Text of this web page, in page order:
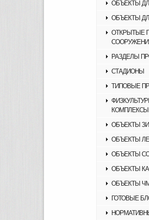
ОБЪЕКТЫ
ОБЪЕКТЫ
ОТКРЫТЫЕ
РАЗДЕЛЫ
СТАДИОНЫ
ТИПОВЫЕ
КОМПЛЕКСЫ
ОБЪЕКТЫ
ОБЪЕКТЫ
ОБЪЕКТЫ
ОБЪЕКТЫ
ОБЪЕКТЫ
ГОТОВЫЕ